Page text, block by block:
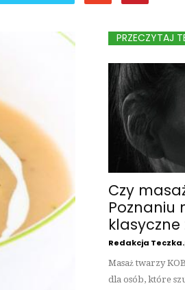
PRZECZYTAJ
Czy
Poznaniu
Redakcja
Masaż twarzy
dla osób, które